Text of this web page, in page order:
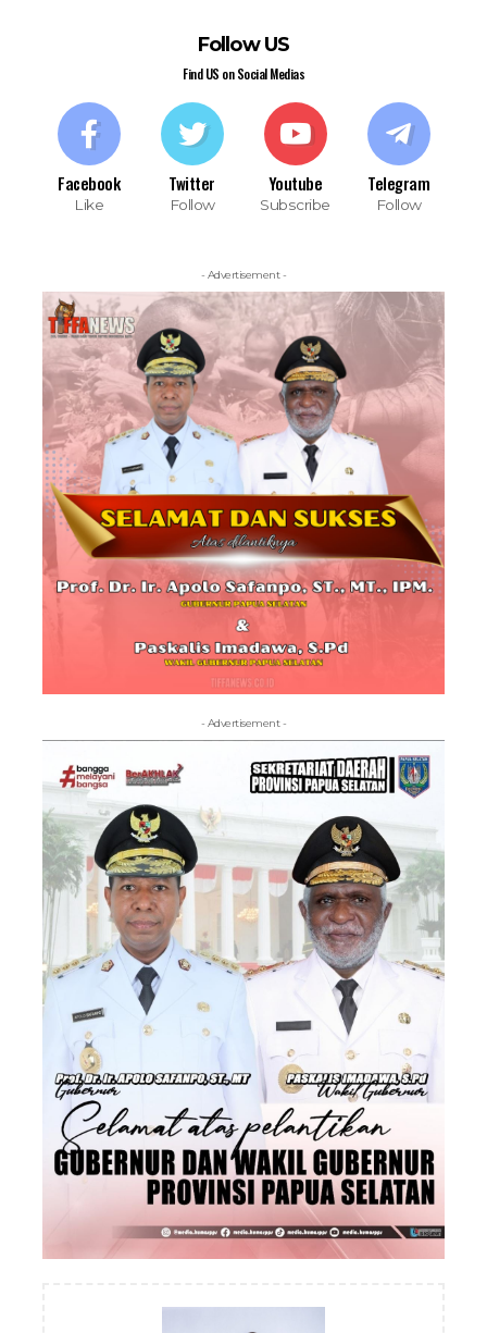
Follow US
Find US on Social Medias
Facebook
Like
Twitter
Follow
Youtube
Subscribe
Telegram
Follow
- Advertisement -
- Advertisement -